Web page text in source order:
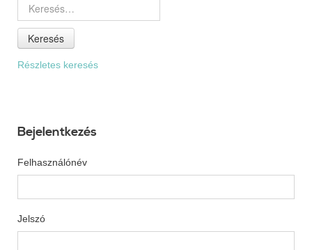
Keresés
Részletes keresés
Bejelentkezés
Felhasználónév
Jelszó